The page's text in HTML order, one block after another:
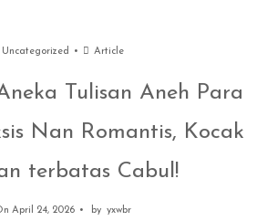
Uncategorized Article
Tulisan Aneh Para
Nan Romantis, Kocak
terbatas Cabul!
April 24, 2026 by yxwbr